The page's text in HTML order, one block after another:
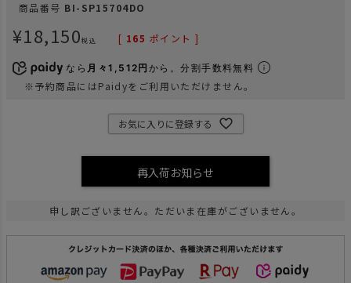
商品番号 BI-SP15704DO
¥18,150税込 [ 165 ポイント ]
なら 月々1,512円 から。分割手数料無料
※予約商品にはPaidyをご利用いただけません。
お気に入りに登録する
再入荷お知らせ
申し訳ございません。ただいま在庫がございません。